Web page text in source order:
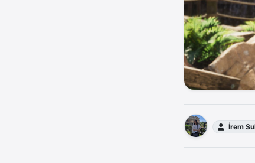
İrem